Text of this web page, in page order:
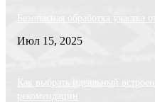
Безопасная обработка участка
Июл 15, 2025
Как выбрать идеальный
рекомендации